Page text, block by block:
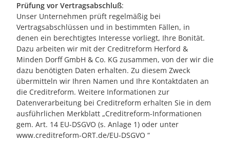
Prüfung vor Vertragsabschluß:
Unser Unternehmen prüft regelmäßig bei
Vertragsabschlüssen und in bestimmten Fällen, in
denen ein berechtigtes Interesse vorliegt, Ihre Bonität.
Dazu arbeiten wir mit der Creditreform Herford &
Minden Dorff GmbH & Co. KG zusammen, von der wir die
dazu benötigten Daten erhalten. Zu diesem Zweck
übermitteln wir Ihren Namen und Ihre Kontaktdaten an
die Creditreform. Weitere Informationen zur
Datenverarbeitung bei Creditreform erhalten Sie in dem
ausführlichen Merkblatt „Creditreform-Informationen
gem. Art. 14 EU-DSGVO (s. Anlage 1) oder unter
www.creditreform-ORT.de/EU-DSGVO “